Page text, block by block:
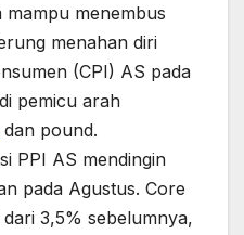
mampu menembus
menahan diri
(CPI) AS pada
pemicu arah
dan pound.
PPI AS mendingin
pada Agustus. Core
3,5% sebelumnya,